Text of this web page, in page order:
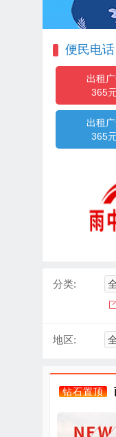
便民电
出租
365
出租
365
分类:
地区:
钻石置顶